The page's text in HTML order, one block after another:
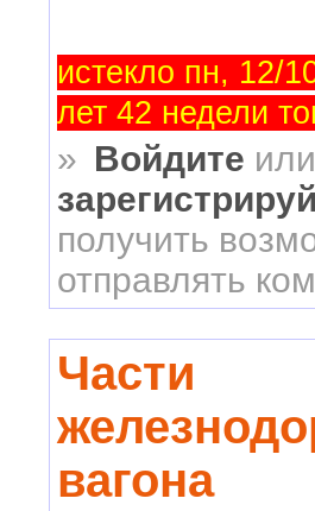
истекло пн, 12/
лет 42 недели
» Войдите
получить
отправлять
Части
вагона